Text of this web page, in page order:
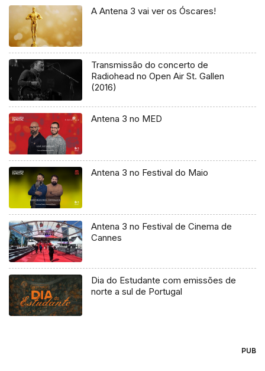
A Antena 3 vai ver os Óscares!
Transmissão do concerto de
Radiohead no Open Air St. Gallen
(2016)
Antena 3 no MED
Antena 3 no Festival do Maio
Antena 3 no Festival de Cinema de
Cannes
Dia do Estudante com emissões de
norte a sul de Portugal
PUB